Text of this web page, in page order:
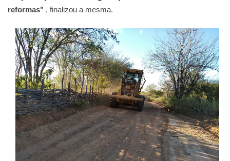
reformas" , finalizou a mesma.